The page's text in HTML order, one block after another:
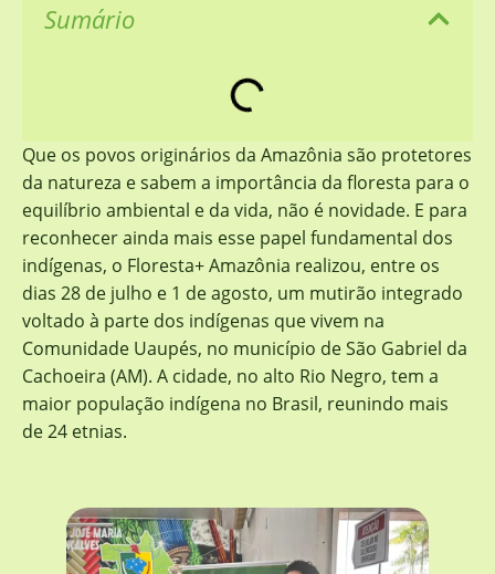
Sumário
Que os povos originários da Amazônia são protetores
da natureza e sabem a importância da floresta para o
equilíbrio ambiental e da vida, não é novidade. E para
reconhecer ainda mais esse papel fundamental dos
indígenas, o Floresta+ Amazônia realizou, entre os
dias 28 de julho e 1 de agosto, um mutirão integrado
voltado à parte dos indígenas que vivem na
Comunidade Uaupés, no município de São Gabriel da
Cachoeira (AM). A cidade, no alto Rio Negro, tem a
maior população indígena no Brasil, reunindo mais
de 24 etnias.